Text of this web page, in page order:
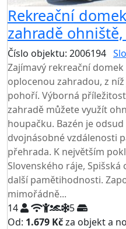
Rekreační
zahradě
Číslo objektu: 2006194
Zajímavý rekreační
oplocenou zahradou, z
pohoří. Výborná
zahradě můžete využít
houpačku. Bazén je
dvojnásobné vzdálenosti
přehrada. K největším
Slovenského ráje,
další pamětihodnosti.
mimořádně...
14
5
Od: 1.679 Kčza objekt a